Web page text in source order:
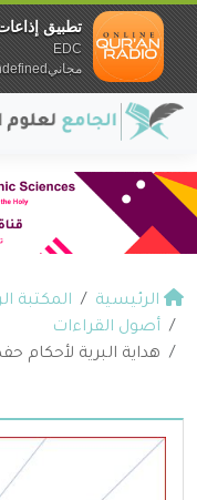
الرئيسية المكتبة
أصول القراءات
هداية البرية
تطبيق
EDC
مجانيundefined